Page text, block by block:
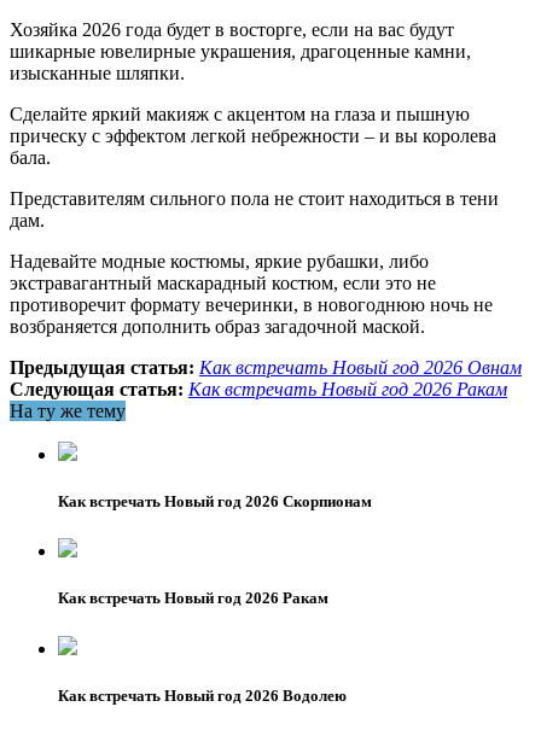
Хозяйка 2026 года будет в восторге, если на вас будут
шикарные ювелирные украшения, драгоценные камни,
изысканные шляпки.
Сделайте яркий макияж с акцентом на глаза и пышную
прическу с эффектом легкой небрежности – и вы королева
бала.
Представителям сильного пола не стоит находиться в тени
дам.
Надевайте модные костюмы, яркие рубашки, либо
экстравагантный маскарадный костюм, если это не
противоречит формату вечеринки, в новогоднюю ночь не
возбраняется дополнить образ загадочной маской.
Предыдущая статья: Как встречать Новый год 2026 Овнам
Следующая статья: Как встречать Новый год 2026 Ракам
На ту же тему
Как встречать Новый год 2026 Скорпионам
Как встречать Новый год 2026 Ракам
Как встречать Новый год 2026 Водолею